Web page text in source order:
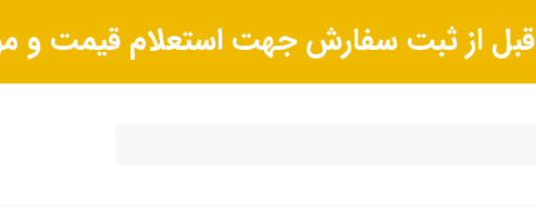
قبل از ثبت سفارش جهت استعلام قیمت